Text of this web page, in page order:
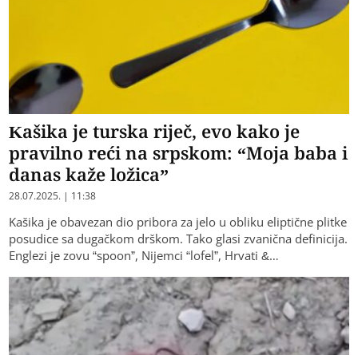
Kašika je turska riječ, evo kako je
pravilno reći na srpskom: “Moja baba i
danas kaže ložica”
28.07.2025. | 11:38
Kašika je obavezan dio pribora za jelo u obliku eliptične plitke
posudice sa dugačkom drškom. Tako glasi zvanična definicija.
Englezi je zovu “spoon”, Nijemci “lofel”, Hrvati &…